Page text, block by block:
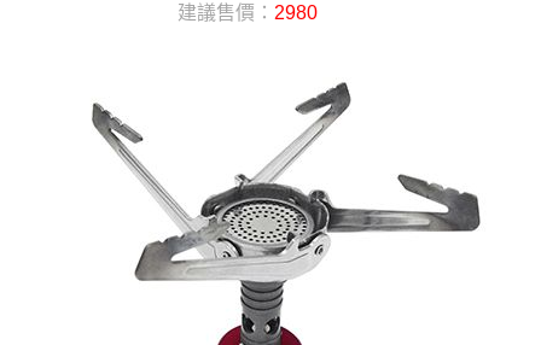
建議售價： 2980